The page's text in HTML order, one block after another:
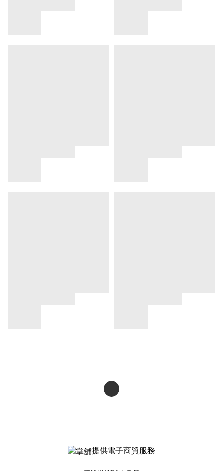
提供電子商貿服務